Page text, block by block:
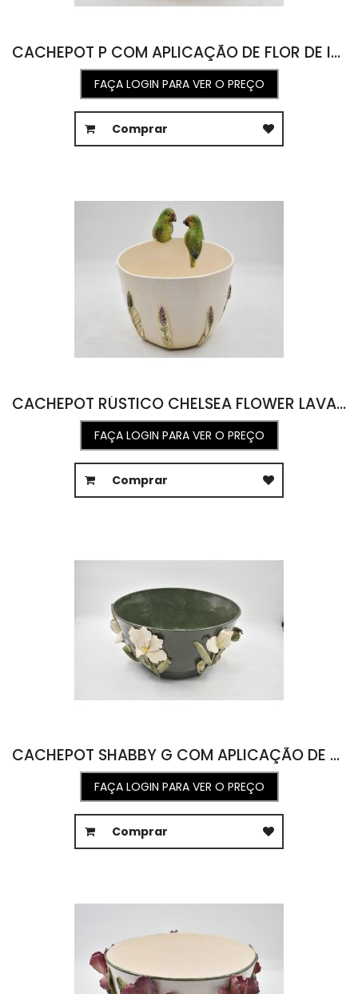
CACHEPOT P COM APLICAÇÃO DE FLOR DE IRÍS BRANCO COM OFF WHITE 20,5D X 12,5A
FAÇA LOGIN PARA VER O PREÇO
Comprar
CACHEPOT RÚSTICO CHELSEA FLOWER LAVANDA E CASAL PERIQUITO 25L X 28,4C X 26,8H
FAÇA LOGIN PARA VER O PREÇO
Comprar
CACHEPOT SHABBY G COM APLICAÇÃO DE FLOR DE ÍRIS 46D X 27A
FAÇA LOGIN PARA VER O PREÇO
Comprar